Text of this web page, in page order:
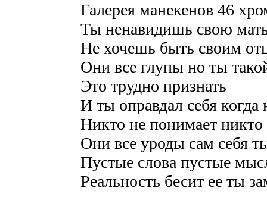
Галерея манекенов 46
Ты ненавидишь свою
Не хочешь быть своим
Они все глупы но ты
Это трудно признать
И ты оправдал себя когда
Никто не понимает никто
Они все уроды сам себя
Пустые слова пустые
Реальность бесит ее ты